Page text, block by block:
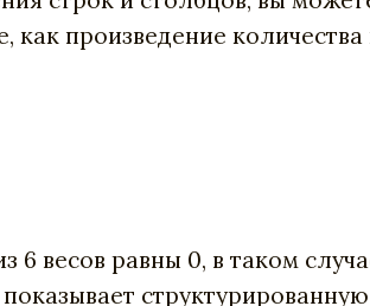
как произведение
6 весов равны 0, в таком